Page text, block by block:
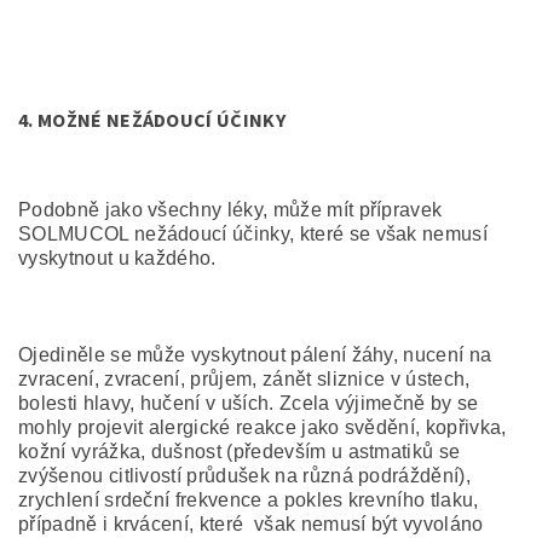
4. MOŽNÉ NEŽÁDOUCÍ ÚČINKY
Podobně jako všechny léky, může mít přípravek
SOLMUCOL nežádoucí účinky, které se však nemusí
vyskytnout u každého.
Ojediněle se může vyskytnout pálení žáhy, nucení na
zvracení, zvracení, průjem, zánět sliznice v ústech,
bolesti hlavy, hučení v uších. Zcela výjimečně by se
mohly projevit alergické reakce jako svědění, kopřivka,
kožní vyrážka, dušnost (především u astmatiků se
zvýšenou citlivostí průdušek na různá podráždění),
zrychlení srdeční frekvence a pokles krevního tlaku,
případně i krvácení, které však nemusí být vyvoláno